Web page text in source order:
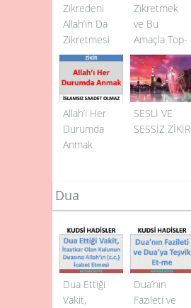
Zikredeni
Allah’ın Da
Zikretmesi
Zikretmek
ve Bu
Amaçla Top­
lanmanın
Fazileti
Allah’ı Her
Durumda
Anmak
SESLİ VE
SESSİZ ZİKİR
Dua
Dua Ettiği
Vakit,
Dua’nın
Fazileti ve